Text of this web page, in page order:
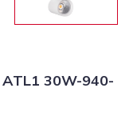
30W-940-